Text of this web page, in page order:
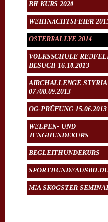
BH KURS 2020
WEIHNACHTSFEIER
OSTERRALLYE 2014
VOLKSSCHULE
BESUCH 16.10.2013
AIRCHALLENGE STYRIA
07./08.09.2013
OG-PRÜFUNG 15.06.2013
WELPEN- UND
JUNGHUNDEKURS
BEGLEITHUNDEKURS
MIA SKOGSTER